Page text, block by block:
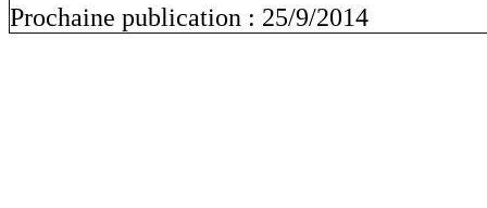
Prochaine publication : 25/9/2014